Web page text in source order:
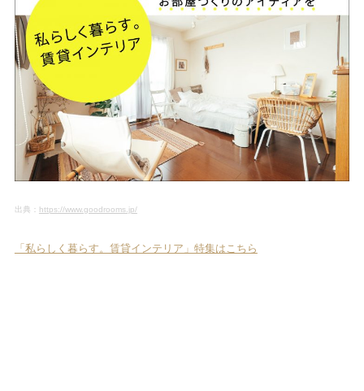
出典： https://www.goodrooms.jp/
「私らしく暮らす。賃貸インテリア」特集はこちら